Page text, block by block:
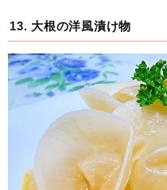
13. 大根の洋風漬け物